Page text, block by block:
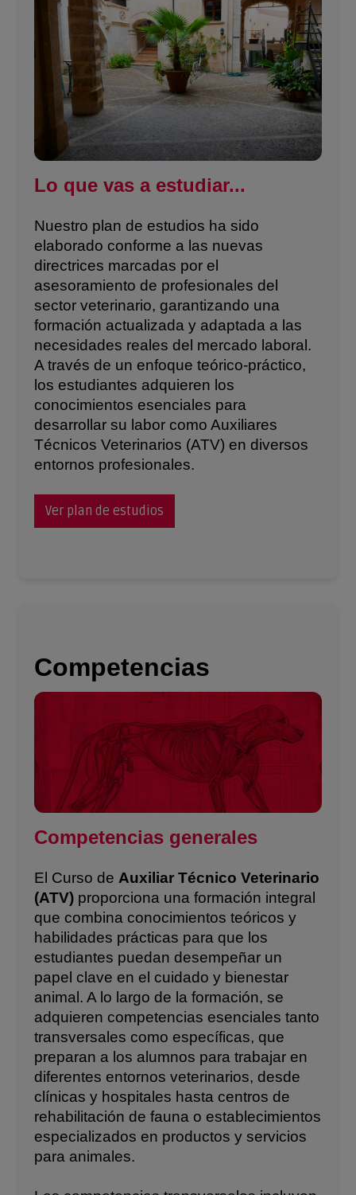
Lo que vas a estudiar...
Nuestro plan de estudios ha sido
elaborado conforme a las nuevas
directrices marcadas por el
asesoramiento de profesionales del
sector veterinario, garantizando una
formación actualizada y adaptada a las
necesidades reales del mercado laboral.
A través de un enfoque teórico-práctico,
los estudiantes adquieren los
conocimientos esenciales para
desarrollar su labor como Auxiliares
Técnicos Veterinarios (ATV) en diversos
entornos profesionales.
Ver plan de estudios
Competencias
Competencias generales
El Curso deAuxiliar Técnico Veterinario
(ATV) proporciona una formación integral
que combina conocimientos teóricos y
habilidades prácticas para que los
estudiantes puedan desempeñar un
papel clave en el cuidado y bienestar
animal. A lo largo de la formación, se
adquieren competencias esenciales tanto
transversales como específicas, que
preparan a los alumnos para trabajar en
diferentes entornos veterinarios, desde
clínicas y hospitales hasta centros de
rehabilitación de fauna o establecimientos
especializados en productos y servicios
para animales.